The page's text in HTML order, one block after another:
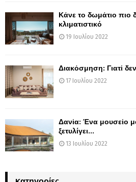
Κάνε το δωμάτιο πιο
κλιματιστικό
19 Ιουλίου 2022
Διακόσμηση: Γιατί
17 Ιουλίου 2022
Δανία: Ένα μουσείο
ξετυλίγει...
13 Ιουλίου 2022